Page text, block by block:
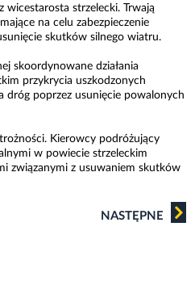
wicestarosta strzelecki. Trwają
na celu zabezpieczenie
skutków silnego wiatru.
skoordynowane działania
przykrycia uszkodzonych
dróg poprzez usunięcie powalonych
Kierowcy podróżujący
w powiecie strzeleckim
związanymi z usuwaniem skutków
NASTĘPNE